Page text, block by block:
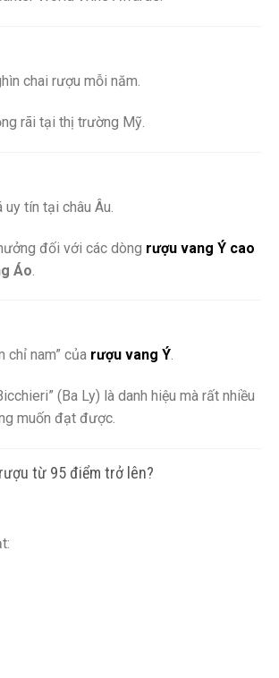
chai rượu mỗi năm.
rãi tại thị trường Mỹ.
tín tại châu Âu.
đối với các dòng rượu vang Ý cao
Áo
chỉ nam” của rượu vang Ý.
(Ba Ly) là danh hiệu mà rất nhiều
muốn đạt được.
từ 95 điểm trở lên?